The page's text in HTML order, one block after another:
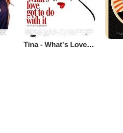
Tina - What's Love Got to Do with It?